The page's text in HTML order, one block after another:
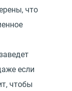
что
если
чтобы